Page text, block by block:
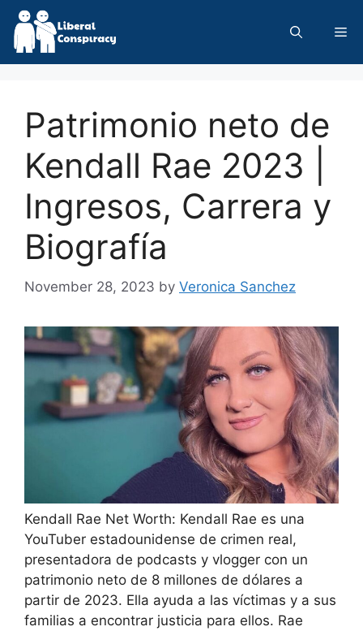
Skip
content
Patrimonio neto de
Kendall Rae 2023 |
Ingresos, Carrera y
Biografía
November 28, 2023 by Veronica Sanchez
Kendall Rae Net Worth: Kendall Rae es una
YouTuber estadounidense de crimen real,
presentadora de podcasts y vlogger con un
patrimonio neto de 8 millones de dólares a
partir de 2023. Ella ayuda a las víctimas y a sus
familias a encontrar justicia para ellos. Rae